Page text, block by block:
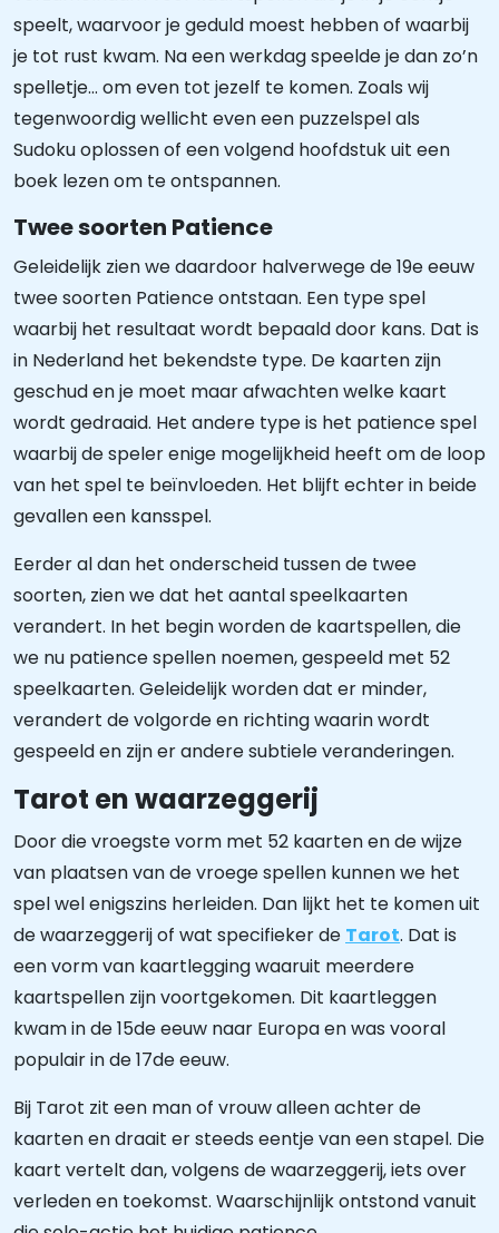
speelt, waarvoor je geduld moest hebben of waarbij
je tot rust kwam. Na een werkdag speelde je dan zo’n
spelletje… om even tot jezelf te komen. Zoals wij
tegenwoordig wellicht even een puzzelspel als
Sudoku oplossen of een volgend hoofdstuk uit een
boek lezen om te ontspannen.
Twee soorten Patience
Geleidelijk zien we daardoor halverwege de 19e eeuw
twee soorten Patience ontstaan. Een type spel
waarbij het resultaat wordt bepaald door kans. Dat is
in Nederland het bekendste type. De kaarten zijn
geschud en je moet maar afwachten welke kaart
wordt gedraaid. Het andere type is het patience spel
waarbij de speler enige mogelijkheid heeft om de loop
van het spel te beïnvloeden. Het blijft echter in beide
gevallen een kansspel.
Eerder al dan het onderscheid tussen de twee
soorten, zien we dat het aantal speelkaarten
verandert. In het begin worden de kaartspellen, die
we nu patience spellen noemen, gespeeld met 52
speelkaarten. Geleidelijk worden dat er minder,
verandert de volgorde en richting waarin wordt
gespeeld en zijn er andere subtiele veranderingen.
Tarot en waarzeggerij
Door die vroegste vorm met 52 kaarten en de wijze
van plaatsen van de vroege spellen kunnen we het
spel wel enigszins herleiden. Dan lijkt het te komen uit
de waarzeggerij of wat specifieker de Tarot. Dat is
een vorm van kaartlegging waaruit meerdere
kaartspellen zijn voortgekomen. Dit kaartleggen
kwam in de 15de eeuw naar Europa en was vooral
populair in de 17de eeuw.
Bij Tarot zit een man of vrouw alleen achter de
kaarten en draait er steeds eentje van een stapel. Die
kaart vertelt dan, volgens de waarzeggerij, iets over
verleden en toekomst. Waarschijnlijk ontstond vanuit